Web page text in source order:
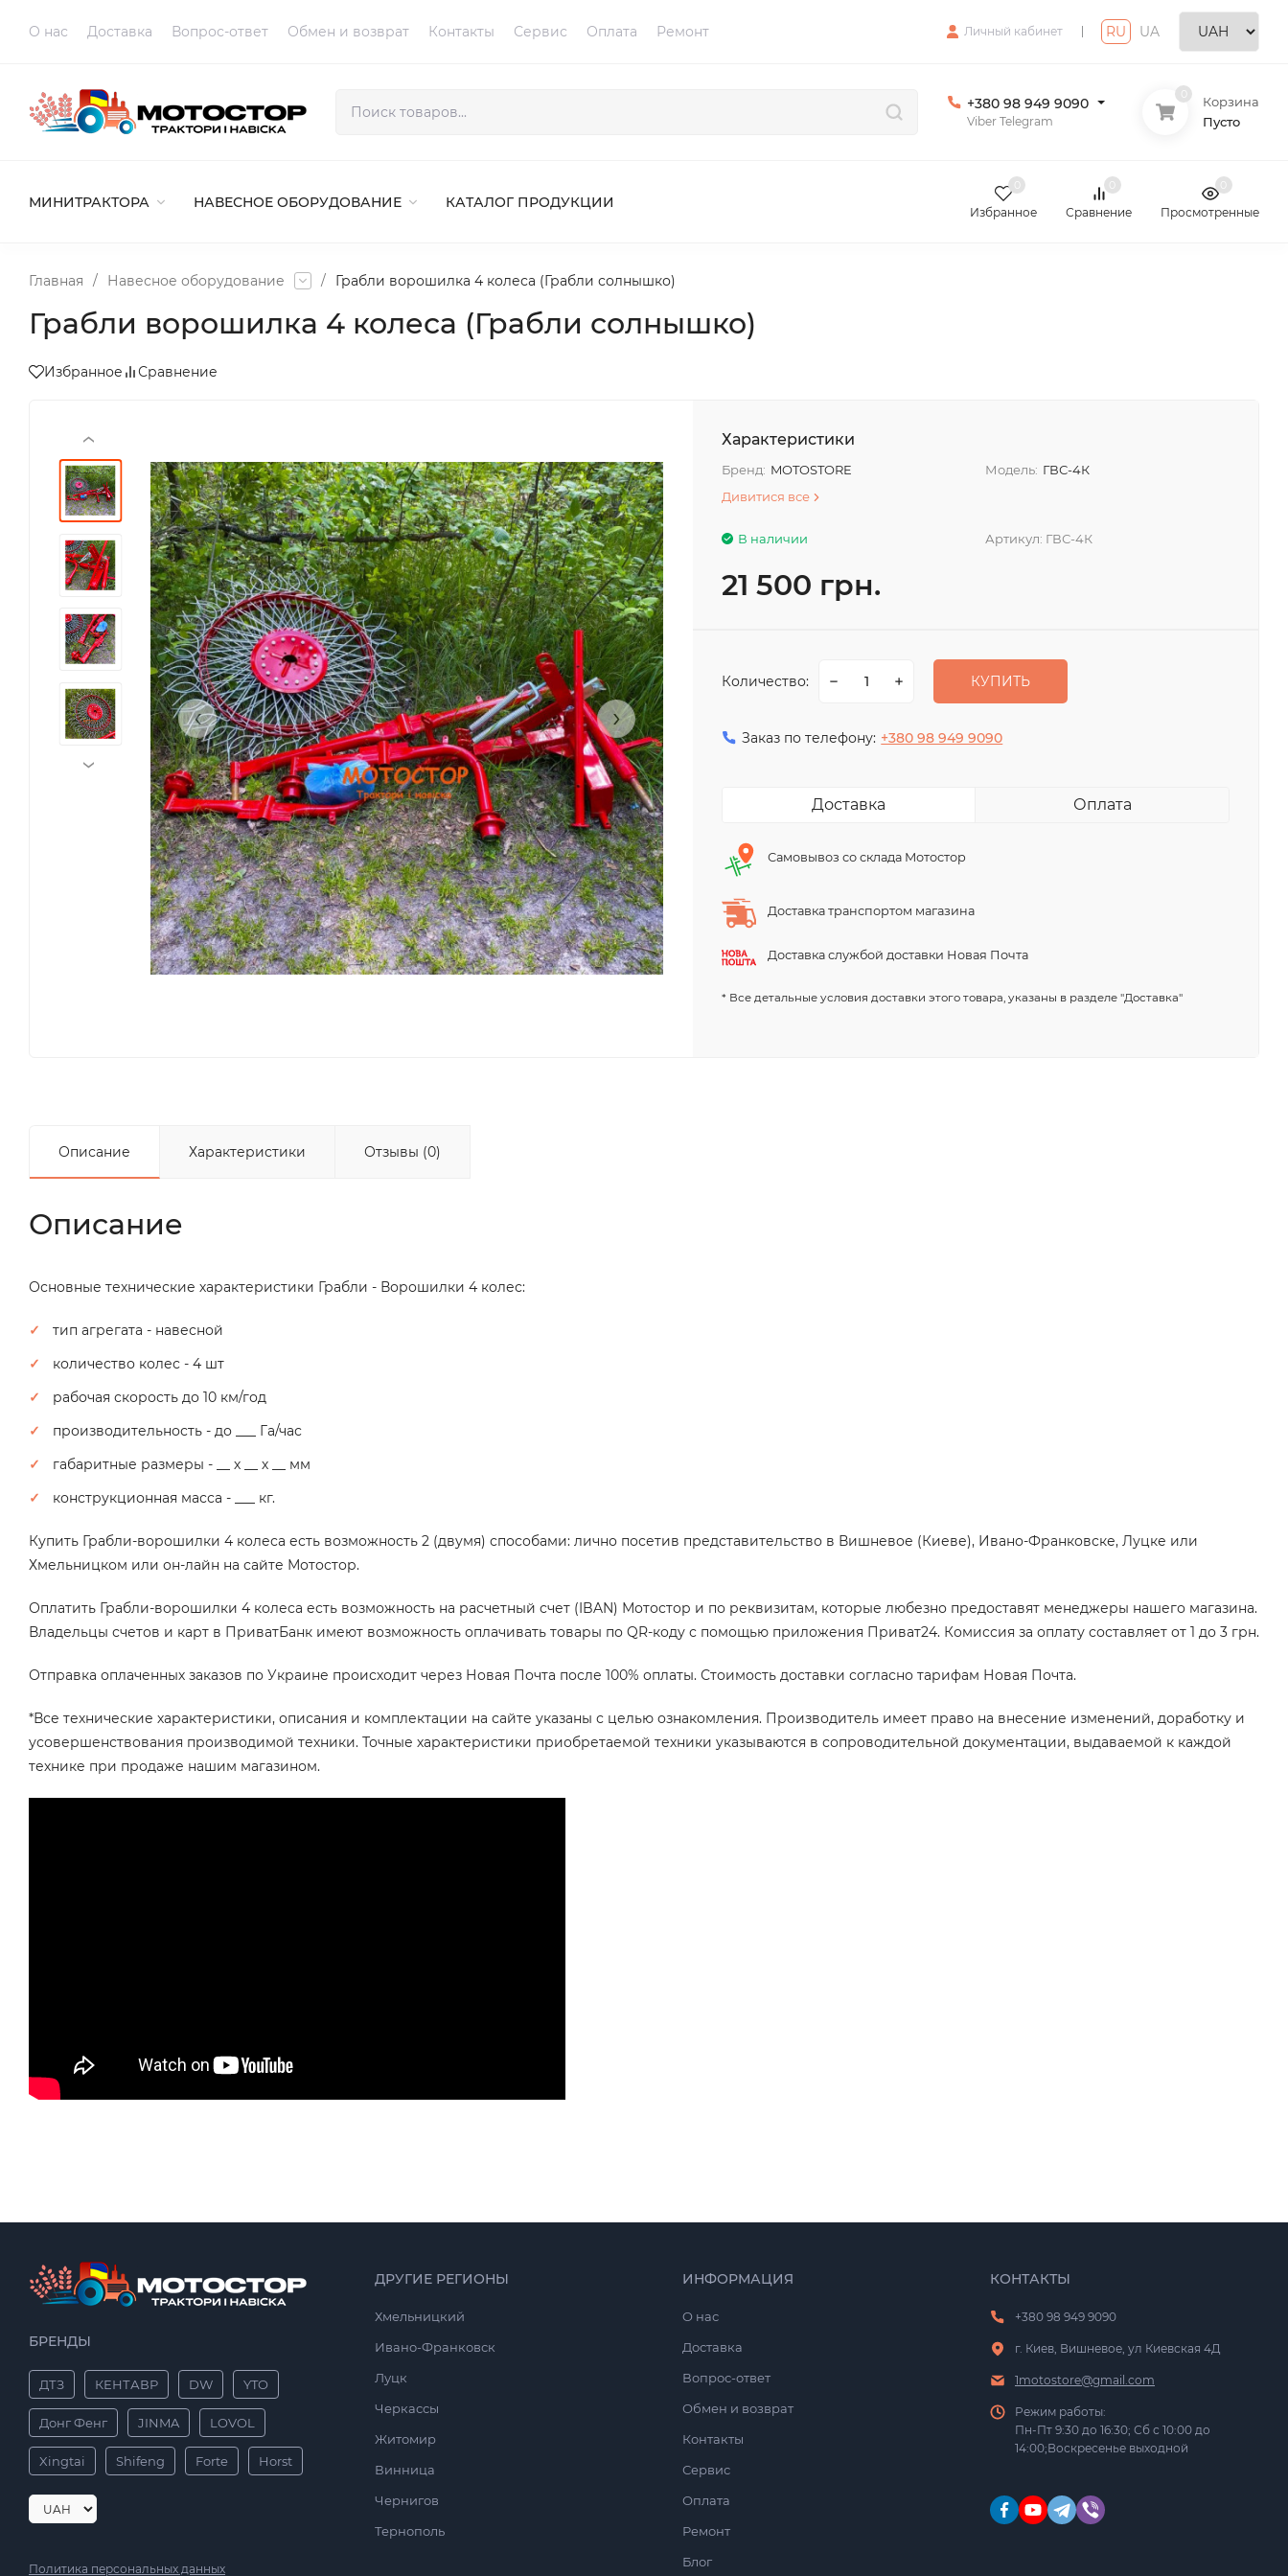
O нас Доставка Вопрос-ответ Обмен и возврат Контакты Сервис Оплата Ремонт Личный кабинет RU UA
+380 98 949 9090
Viber Telegram
Корзина
Пусто
МИНИТРАКТОРА НАВЕСНОЕ ОБОРУДОВАНИЕ КАТАЛОГ ПРОДУКЦИИ
Избранное Сравнение Просмотренные
Главная / Навесное оборудование / Грабли ворошилка 4 колеса (Грабли солнышко)
Грабли ворошилка 4 колеса (Грабли солнышко)
Избранное Сравнение
‹ ›
‹
›
Характеристики
Бренд: MOTOSTORE Модель: ГВС-4К
Дивитися все
Артикул: ГВС-4К
В наличии
21 500 грн.
Количество: КУПИТЬ
Заказ по телефону: +380 98 949 9090
Доставка Оплата
Самовывоз со склада Мотостор
Доставка транспортом магазина
Доставка службой доставки Новая Почта
* Все детальные условия доставки этого товара, указаны в разделе "Доставка"
Описание Характеристики Отзывы (0)
Описание
Основные технические характеристики Грабли - Ворошилки 4 колес:
тип агрегата - навесной
количество колес - 4 шт
рабочая скорость до 10 км/год
производительность - до ___ Га/час
габаритные размеры - __ х __ х __ мм
конструкционная масса - ___ кг.
Купить Грабли-ворошилки 4 колеса есть возможность 2 (двумя) способами: лично посетив представительство в Вишневое (Киеве), Ивано-Франковске, Луцке или
Хмельницком или он-лайн на сайте Мотостор.
Оплатить Грабли-ворошилки 4 колеса есть возможность на расчетный счет (IBAN) Мотостор и по реквизитам, которые любезно предоставят менеджеры нашего магазина.
Владельцы счетов и карт в ПриватБанк имеют возможность оплачивать товары по QR-коду с помощью приложения Приват24. Комиссия за оплату составляет от 1 до 3 грн.
Отправка оплаченных заказов по Украине происходит через Новая Почта после 100% оплаты. Стоимость доставки согласно тарифам Новая Почта.
*Все технические характеристики, описания и комплектации на сайте указаны с целью ознакомления. Производитель имеет право на внесение изменений, доработку и
усовершенствования производимой техники. Точные характеристики приобретаемой техники указываются в сопроводительной документации, выдаваемой к каждой
технике при продаже нашим магазином.
БРЕНДЫ
ДТЗ КЕНТАВР DW YTO
Донг Фенг JINMA LOVOL
Xingtai Shifeng Forte Horst
Политика персональных данных
ДРУГИЕ РЕГИОНЫ
Хмельницкий
Ивано-Франковск
Луцк
Черкассы
Житомир
Винница
Чернигов
Тернополь
ИНФОРМАЦИЯ
O нас
Доставка
Вопрос-ответ
Обмен и возврат
Контакты
Сервис
Оплата
Ремонт
Блог
КОНТАКТЫ
+380 98 949 9090
г. Киев, Вишневое, ул Киевская 4Д
1motostore@gmail.com
Режим работы:
Пн-Пт 9:30 до 16:30; Сб с 10:00 до
14:00;Воскресенье выходной